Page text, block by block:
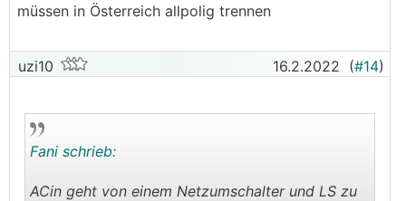
müssen in Österreich allpolig trennen
uzi10 16.2.2022 (#14)
Fani schrieb:
ACin geht von einem Netzumschalter und LS zu